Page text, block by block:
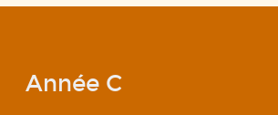
Année C